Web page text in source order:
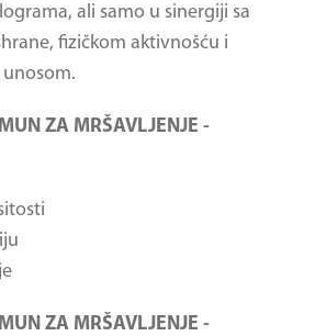
ali samo u sinergiji sa
fizičkom aktivnošću i
ZA MRŠAVLJENJE -
ZA MRŠAVLJENJE -